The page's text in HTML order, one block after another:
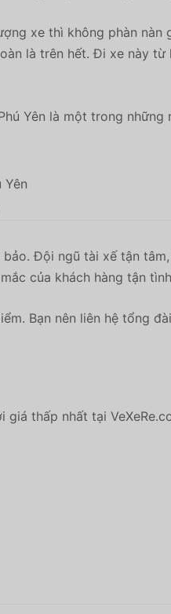
xe thì không phàn
là trên hết. Đi xe này
Yên là một trong
Đội ngũ tài xế tận
của khách hàng tận
Bạn nên liên hệ tổng
thấp nhất tại